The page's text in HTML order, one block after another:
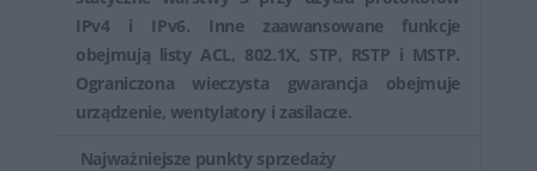
niezawodną transmisję danych w sieci. Ich
różnorodność, funkcje zabezpieczeń, zarządzanie oraz
wysoka wydajność są kluczowe dla zapewnienia
sprawnej pracy sieci oraz dostępu do usług dla
użytkowników końcowych.
IPv4 i IPv6. Inne zaawansowane funkcje
obejmują listy ACL, 802.1X, STP, RSTP i MSTP.
Ograniczona wieczysta gwarancja obejmuje
urządzenie, wentylatory i zasilacze.
Najważniejsze punkty sprzedaży